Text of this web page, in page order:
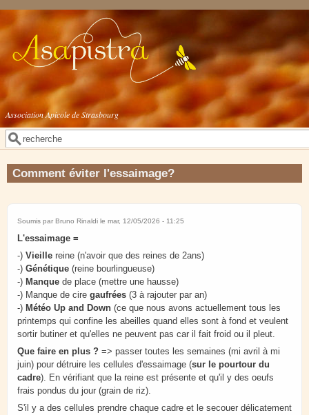
Aller au contenu principal
Association Apicole de Strasbourg
Formulaire de recherche
Rechercher
Comment éviter l'essaimage?
Soumis par Bruno Rinaldi le mar, 12/05/2026 - 11:25
L'essaimage =
-) Vieille reine (n'avoir que des reines de 2ans)
-) Génétique (reine bourlingueuse)
-) Manque de place (mettre une hausse)
-) Manque de cire gaufrées (3 à rajouter par an)
-) Météo Up and Down (ce que nous avons actuellement tous les
printemps qui confine les abeilles quand elles sont à fond et veulent
sortir butiner et qu'elles ne peuvent pas car il fait froid ou il pleut.
Que faire en plus ? => passer toutes les semaines (mi avril à mi
juin) pour détruire les cellules d'essaimage (sur le pourtour du
cadre). En vérifiant que la reine est présente et qu'il y des oeufs
frais pondus du jour (grain de riz).
S'il y a des cellules prendre chaque cadre et le secouer délicatement